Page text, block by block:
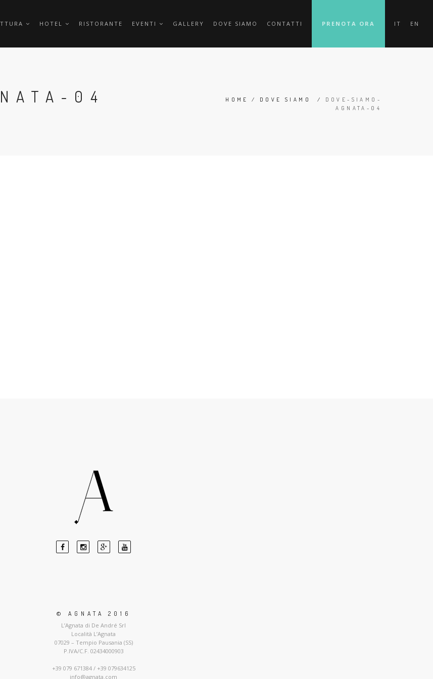
HOTEL RISTORANTE EVENTI GALLERY DOVE SIAMO CONTATTI PRENOTA ORA IT EN
04 HOME / DOVE SIAMO /
DOVE-SIAMO-
AGNATA-04
© AGNATA 2016
L’Agnata di De André Srl
Località L’Agnata
07029 – Tempio Pausania (SS)
P.IVA/C.F. 02434000903
+39 079 671384 / +39 079634125
info@agnata.com